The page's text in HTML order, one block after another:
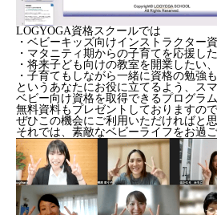
LOGYOGA資格スクールでは
・ベビーキッズ向けインストラクター
・マタニティ期からの子育てを応援した
・将来子ども向けの教室を開業したい、
・子育てもしながら一緒に資格の勉強も
というあなたにお役に立てるよう、ス
ベビー向け資格を取得できるプログラ
無料資料もプレゼントしておりますので
ぜひこの機会にご利用いただければと思
それでは、素敵なベビーライフをお過ご